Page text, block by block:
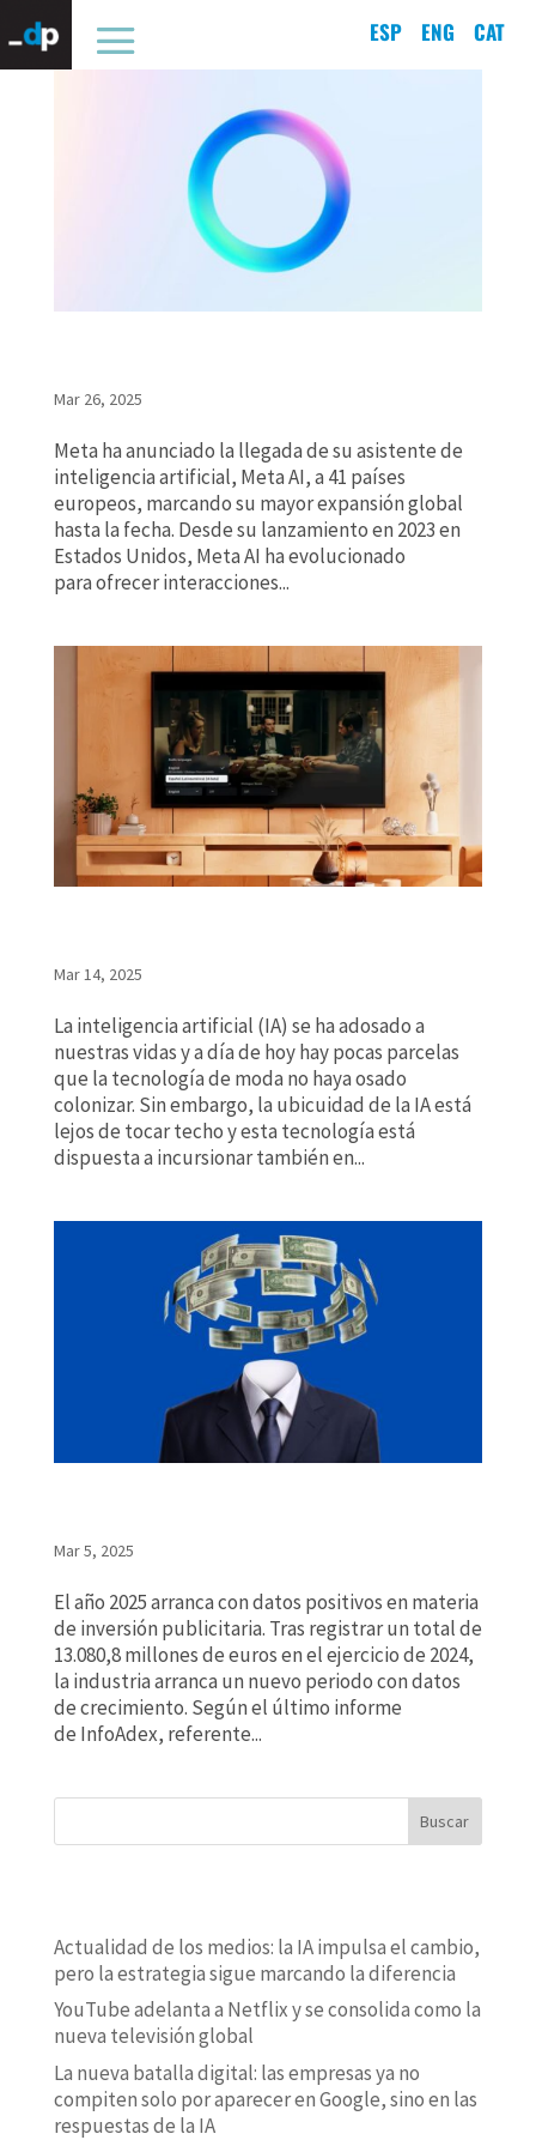
ESP ENG CAT
Mar 26, 2025
Meta ha anunciado la llegada de su asistente de
inteligencia artificial, Meta AI, a 41 países
europeos, marcando su mayor expansión global
hasta la fecha. Desde su lanzamiento en 2023 en
Estados Unidos, Meta AI ha evolucionado
para ofrecer interacciones...
Mar 14, 2025
La inteligencia artificial (IA) se ha adosado a
nuestras vidas y a día de hoy hay pocas parcelas
que la tecnología de moda no haya osado
colonizar. Sin embargo, la ubicuidad de la IA está
lejos de tocar techo y esta tecnología está
dispuesta a incursionar también en...
Mar 5, 2025
El año 2025 arranca con datos positivos en materia
de inversión publicitaria. Tras registrar un total de
13.080,8 millones de euros en el ejercicio de 2024,
la industria arranca un nuevo periodo con datos
de crecimiento. Según el último informe
de InfoAdex, referente...
Buscar
Actualidad de los medios: la IA impulsa el cambio,
pero la estrategia sigue marcando la diferencia
YouTube adelanta a Netflix y se consolida como la
nueva televisión global
La nueva batalla digital: las empresas ya no
compiten solo por aparecer en Google, sino en las
respuestas de la IA